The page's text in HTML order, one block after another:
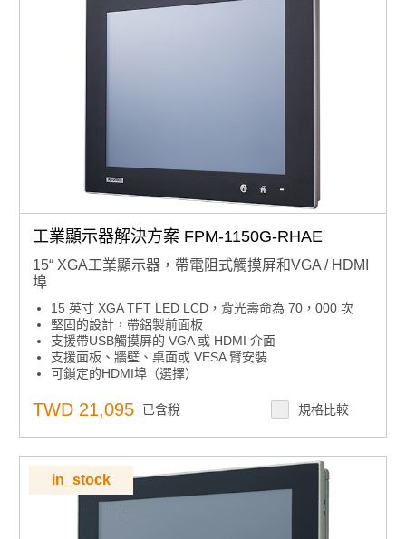
工業顯示器解決方案 FPM-1150G-RHAE
15“ XGA工業顯示器，帶電阻式觸摸屏和VGA / HDMI
埠
15 英寸 XGA TFT LED LCD，背光壽命為 70，000 次
堅固的設計，帶鋁製前面板
支援帶USB觸摸屏的 VGA 或 HDMI 介面
支援面板、牆壁、桌面或 VESA 臂安裝
可鎖定的HDMI埠（選擇）
TWD 21,095 已含稅 規格比較
in_stock